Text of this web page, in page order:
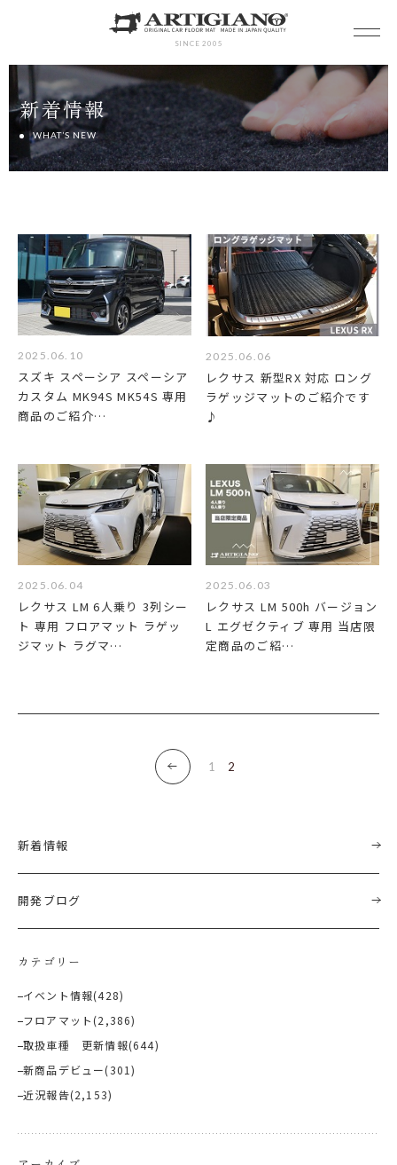
SINCE 2005
新着情報
WHAT’S NEW
2025.06.10
スズキ スペーシア スペーシア
カスタム MK94S MK54S 専用
商品のご紹介…
2025.06.06
レクサス 新型RX 対応 ロング
ラゲッジマットのご紹介です
♪
2025.06.04
レクサス LM 6人乗り 3列シー
ト 専用 フロアマット ラゲッ
ジマット ラグマ…
2025.06.03
レクサス LM 500h バージョン
L エグゼクティブ 専用 当店限
定商品のご紹…
1 2
新着情報
開発ブログ
カテゴリー
イベント情報(428)
フロアマット (2,386)
取扱車種 更新情報(644)
新商品デビュー(301)
近況報告(2,153)